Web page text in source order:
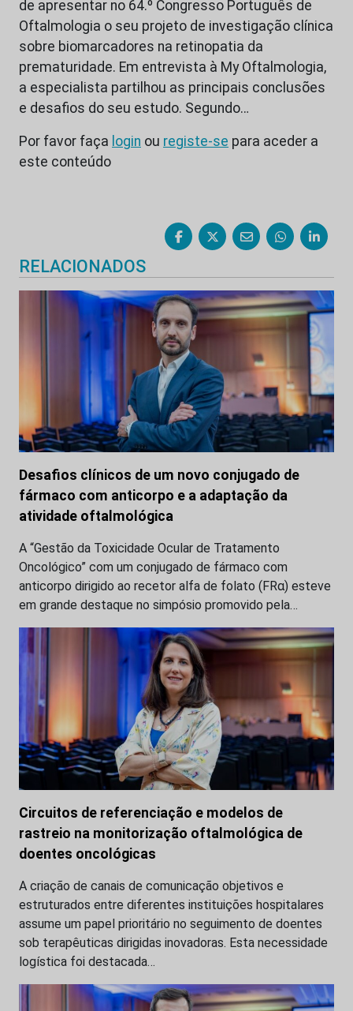
de apresentar no 64.º Congresso Português de
Oftalmologia o seu projeto de investigação clínica
sobre biomarcadores na retinopatia da
prematuridade. Em entrevista à My Oftalmologia,
a especialista partilhou as principais conclusões
e desafios do seu estudo. Segundo…
Por favor faça login ou registe-se para aceder a
este conteúdo
RELACIONADOS
Desafios clínicos de um novo conjugado de
fármaco com anticorpo e a adaptação da
atividade oftalmológica
A “Gestão da Toxicidade Ocular de Tratamento
Oncológico” com um conjugado de fármaco com
anticorpo dirigido ao recetor alfa de folato (FRα) esteve
em grande destaque no simpósio promovido pela…
Circuitos de referenciação e modelos de
rastreio na monitorização oftalmológica de
doentes oncológicas
A criação de canais de comunicação objetivos e
estruturados entre diferentes instituições hospitalares
assume um papel prioritário no seguimento de doentes
sob terapêuticas dirigidas inovadoras. Esta necessidade
logística foi destacada…